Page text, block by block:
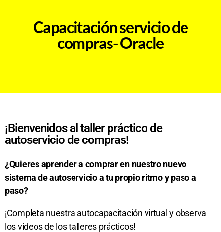
Capacitación servicio de
compras- Oracle
¡Bienvenidos al taller práctico de
autoservicio de compras!
¿Quieres aprender a comprar en nuestro nuevo
sistema de autoservicio a tu propio ritmo y paso a
paso?
¡Completa nuestra autocapacitación virtual y observa
los videos de los talleres prácticos!